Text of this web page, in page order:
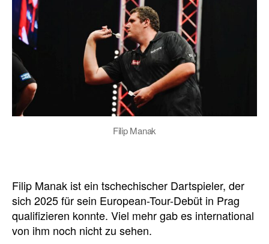
Filip Manak
Filip Manak ist ein tschechischer Dartspieler, der
sich 2025 für sein European-Tour-Debüt in Prag
qualifizieren konnte. Viel mehr gab es international
von ihm noch nicht zu sehen.